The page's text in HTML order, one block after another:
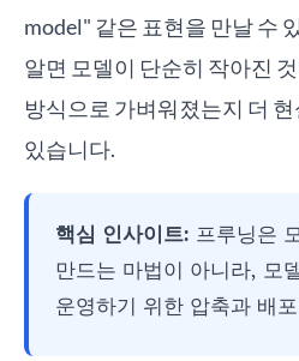
model" 같은 표현을 만날 수
알면 모델이 단순히 작아진
방식으로 가벼워졌는지 더
있습니다.
핵심 인사이트: 프루닝은
만드는 마법이 아니라, 모
운영하기 위한 압축과 배